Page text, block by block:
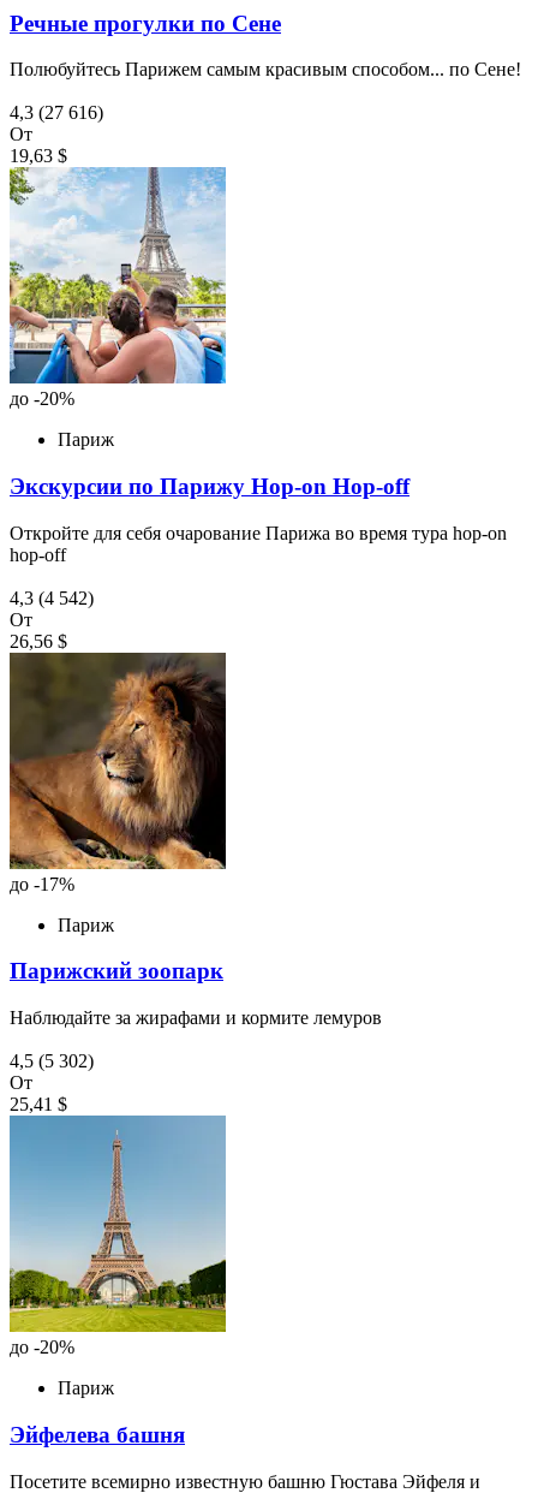
Речные прогулки по Сене
Полюбуйтесь Парижем самым красивым способом... по Сене!
4,3 (27 616)
От
19,63 $
до -20%
Париж
Экскурсии по Парижу Hop-on Hop-off
Откройте для себя очарование Парижа во время тура hop-on
hop-off
4,3 (4 542)
От
26,56 $
до -17%
Париж
Парижский зоопарк
Наблюдайте за жирафами и кормите лемуров
4,5 (5 302)
От
25,41 $
до -20%
Париж
Эйфелева башня
Посетите всемирно известную башню Гюстава Эйфеля и